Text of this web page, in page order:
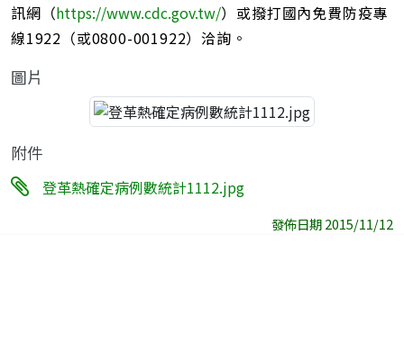
訊網（https://www.cdc.gov.tw/）或撥打國內免費防疫專
線1922（或0800-001922）洽詢。
圖片
附件
登革熱確定病例數統計1112.jpg
發佈日期 2015/11/12